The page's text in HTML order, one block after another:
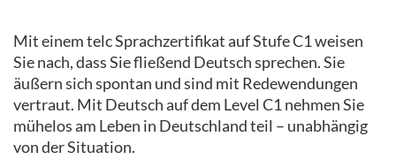
Mit einem telc Sprachzertifikat auf Stufe C1 weisen
Sie nach, dass Sie fließend Deutsch sprechen. Sie
äußern sich spontan und sind mit Redewendungen
vertraut. Mit Deutsch auf dem Level C1 nehmen Sie
mühelos am Leben in Deutschland teil – unabhängig
von der Situation.